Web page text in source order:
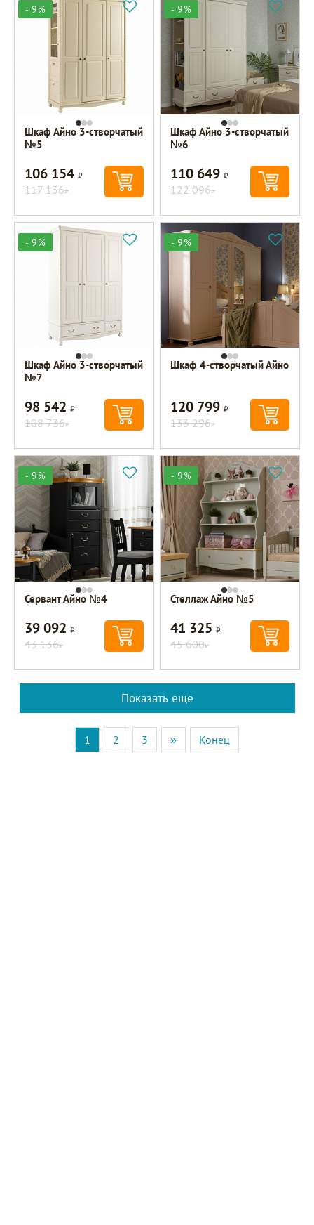
- 9%
Шкаф Айно 3-створчатый
№5
106 154Р
117 136Р
- 9%
Шкаф Айно 3-створчатый
№6
110 649Р
122 096Р
- 9%
Шкаф Айно 3-створчатый
№7
98 542Р
108 736Р
- 9%
Шкаф 4-створчатый Айно
120 799Р
133 296Р
- 9%
Сервант Айно №4
39 092Р
43 136Р
- 9%
Стеллаж Айно №5
41 325Р
45 600Р
Показать еще
1 2 3 » Конец